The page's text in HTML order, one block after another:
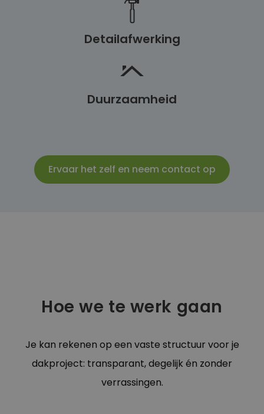
Detailafwerking
Duurzaamheid
Ervaar het zelf en neem contact op
Hoe we te werk gaan
Je kan rekenen op een vaste structuur voor je
dakproject: transparant, degelijk én zonder
verrassingen.